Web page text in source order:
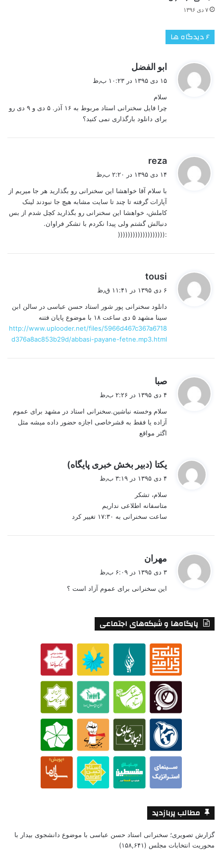
۷ دی ۱۳۹۶
‫۶ دیدگاه ها
ابو الفضل
۱۵ دی ۱۳۹۵ در ۱۰:۲۳ ب٫ظ
سلام
چرا فایل سخنرانی استاد مربوط به ۱۶ آذر. ۵ دی و ۹ دی رو
برای دانلود بارگذاری نمی کنید؟
reza
۱۴ دی ۱۳۹۵ در ۲:۲۰ ب٫ظ
با سلام آقا خواهشا این سخنرانی رو بگذارید هر جا میریم از
آپارات گرفته تا چند تا سایت مشابه هیچ جا نبودند لینک
کاملش، خواهشا این سخنرانی رو بگذارید کچل شدم از بس
دنبالش گشتم ولی پیدا نکردم با تشکر فراوان.
:(((((((((((((((((((
tousi
:
۶ دی ۱۳۹۵ در ۱۱:۴۱ ق٫ظ
دانلود سخنرانی پور شور استاد حسن عباسی در سالن ابن
سینا مشهد ۵ دی ساعت ۱۸ با موضوع پایان فتنه
http://www.uplooder.net/files/5966d467c367a6718
d376a8ac853b29d/abbasi-payane-fetne.mp3.html
صبا
:
۴ دی ۱۳۹۵ در ۲:۲۶ ب٫ظ
سلام وخسته نباشین.سخنرانی استاد در مشهد برای عموم
آزاده یا فقط به قشرخاصی اجازه حضور داده میشه مثل
اگثر مواقع
یکتا (دبیر بخش خبری پایگاه)
۴ دی ۱۳۹۵ در ۳:۱۹ ب٫ظ
سلام، تشکر
متاسفانه اطلاعی نداریم
ساعت سخنرانی به ۱۷:۳۰ تغییر کرد
مهران
:
۳ دی ۱۳۹۵ در ۶:۰۹ ب٫ظ
این سخنرانی برای عموم آزاد است ؟
پایگاه‌ها و شبکه‌های اجتماعی
مطالب پربازدید
گزارش تصویری؛ سخنرانی استاد حسن عباسی با موضوع دانشجوی بیدار با
محوریت انتخابات مجلس (۱۵۸,۶۴۱)